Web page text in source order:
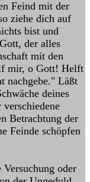
Feind mit der
ziehe dich auf
bist und
der alles
mit den
mir, o Gott! Helft
nachgebe." Läßt
deines
Betrachtung der
Feinde schöpfen
oder